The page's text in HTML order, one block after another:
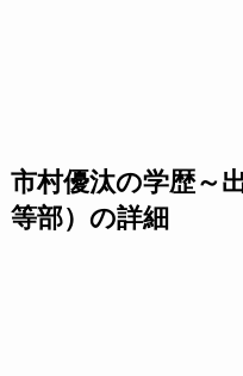
市村優汰の学歴～
等部）の詳細